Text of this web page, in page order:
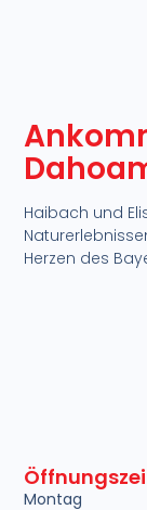
Haibach und
Herzen des
Montag